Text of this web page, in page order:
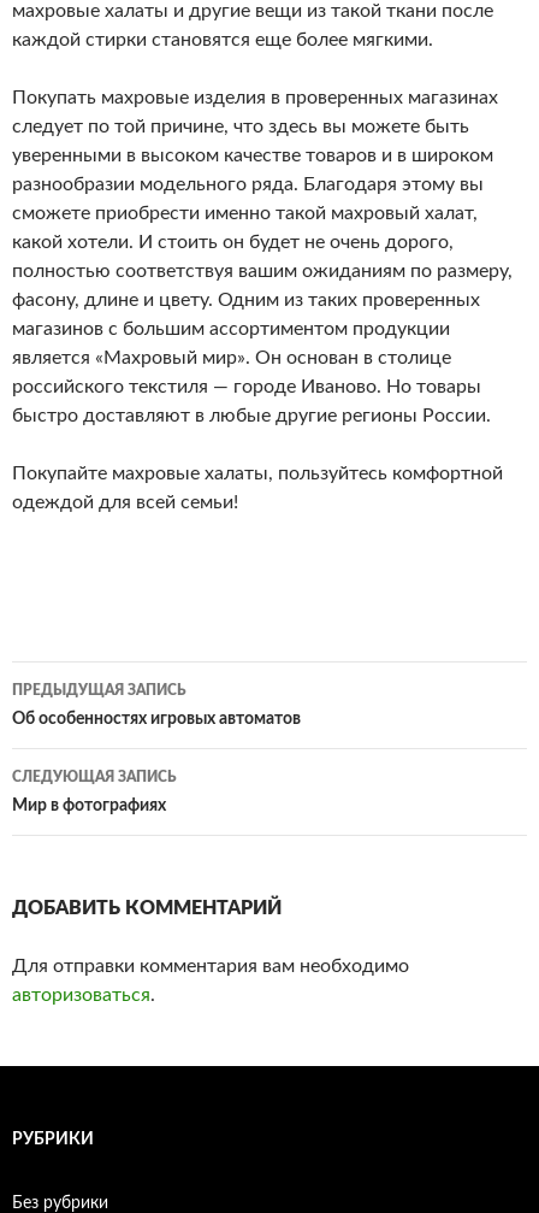
махровые халаты и другие вещи из такой ткани после
каждой стирки становятся еще более мягкими.
Покупать махровые изделия в проверенных магазинах
следует по той причине, что здесь вы можете быть
уверенными в высоком качестве товаров и в широком
разнообразии модельного ряда. Благодаря этому вы
сможете приобрести именно такой махровый халат,
какой хотели. И стоить он будет не очень дорого,
полностью соответствуя вашим ожиданиям по размеру,
фасону, длине и цвету. Одним из таких проверенных
магазинов с большим ассортиментом продукции
является «Махровый мир». Он основан в столице
российского текстиля — городе Иваново. Но товары
быстро доставляют в любые другие регионы России.
Покупайте махровые халаты, пользуйтесь комфортной
одеждой для всей семьи!
Навигация
по
записям
ПРЕДЫДУЩАЯ ЗАПИСЬ
Об особенностях игровых автоматов
СЛЕДУЮЩАЯ ЗАПИСЬ
Мир в фотографиях
ДОБАВИТЬ КОММЕНТАРИЙ
Для отправки комментария вам необходимо
авторизоваться.
РУБРИКИ
Без рубрики